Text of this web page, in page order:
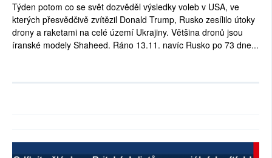
Týden potom co se svět dozvěděl výsledky voleb v USA, ve
kterých přesvědčivě zvítězil Donald Trump, Rusko zesílilo útoky
drony a raketami na celé území Ukrajiny. Většina dronů jsou
íranské modely Shaheed. Ráno 13.11. navíc Rusko po 73 dne...